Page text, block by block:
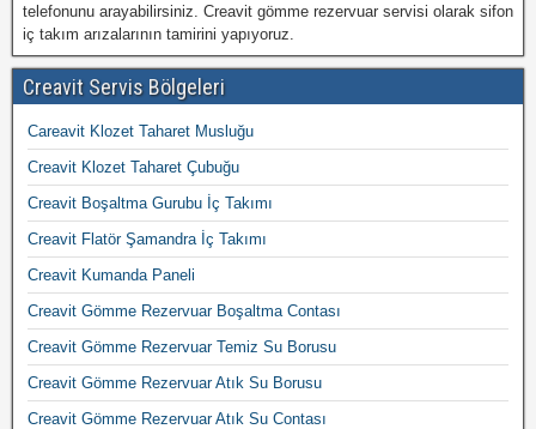
telefonunu arayabilirsiniz. Creavit gömme rezervuar servisi olarak sifon
iç takım arızalarının tamirini yapıyoruz.
Creavit Servis Bölgeleri
Careavit Klozet Taharet Musluğu
Creavit Klozet Taharet Çubuğu
Creavit Boşaltma Gurubu İç Takımı
Creavit Flatör Şamandra İç Takımı
Creavit Kumanda Paneli
Creavit Gömme Rezervuar Boşaltma Contası
Creavit Gömme Rezervuar Temiz Su Borusu
Creavit Gömme Rezervuar Atık Su Borusu
Creavit Gömme Rezervuar Atık Su Contası